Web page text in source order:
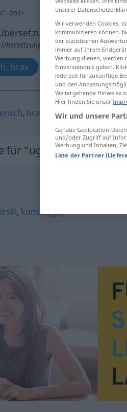
-eni>
anklicken/antippen)
brav
, brav
für "ugrzeczniony"
, kurtuazyjny
unserer
Wir verwenden Cookies,
kommunizieren können.
der statistischen
immer auf Ihrem
Werbung dienen, werden
Einverständnis geben.
jederzeit für zukünftige
und den
Weitergehende Hinweise
Hier finden Sie unser
Wir und unsere
Genaue Geolocation-
und/oder Zugriff auf
Werbung und Inhalten,
Liste der Partner